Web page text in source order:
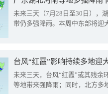
未来三天（7月28日至30日），
带仍多强降雨。本周中东部将迎
台风“红霞”影响持续多地迎
未来三天，台风“红霞”或其残余
等地带来强降雨；同时，北方多